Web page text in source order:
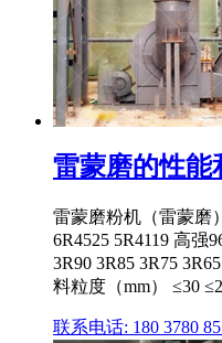
雷蒙磨的性能
雷蒙磨粉机（雷蒙磨
6R4525 5R4119 高强
3R90 3R85 3R75
料粒度（mm） ≤30
联系电话: 180 3780